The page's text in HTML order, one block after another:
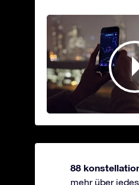
88
mehr über